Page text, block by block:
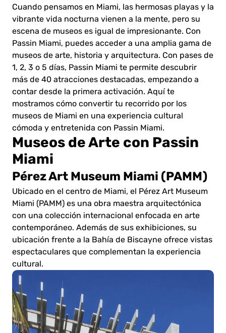
Cuando pensamos en Miami, las hermosas playas y la
vibrante vida nocturna vienen a la mente, pero su
escena de museos es igual de impresionante. Con
Passin Miami, puedes acceder a una amplia gama de
museos de arte, historia y arquitectura. Con pases de
1, 2, 3 o 5 días, Passin Miami te permite descubrir
más de 40 atracciones destacadas, empezando a
contar desde la primera activación. Aquí te
mostramos cómo convertir tu recorrido por los
museos de Miami en una experiencia cultural
cómoda y entretenida con Passin Miami.
Museos de Arte con Passin
Miami
Pérez Art Museum Miami (PAMM)
Ubicado en el centro de Miami, el Pérez Art Museum
Miami (PAMM) es una obra maestra arquitectónica
con una colección internacional enfocada en arte
contemporáneo. Además de sus exhibiciones, su
ubicación frente a la Bahía de Biscayne ofrece vistas
espectaculares que complementan la experiencia
cultural.